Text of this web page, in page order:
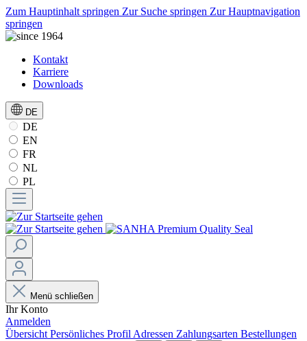
Zum Hauptinhalt springen Zur Suche springen Zur Hauptnavigation
springen
Kontakt
Karriere
Downloads
DE
DE
EN
FR
NL
PL
Menü schließen
Ihr Konto
Anmelden
Übersicht Persönliches Profil Adressen Zahlungsarten Bestellungen